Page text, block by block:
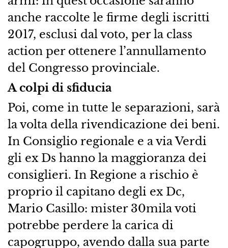
anche raccolte le firme degli iscritti
2017, esclusi dal voto, per la class
action per ottenere l’annullamento
del Congresso provinciale.
A colpi di sfiducia
Poi, come in tutte le separazioni, sarà
la volta della rivendicazione dei beni.
In Consiglio regionale e a via Verdi
gli ex Ds hanno la maggioranza dei
consiglieri. In Regione a rischio è
proprio il capitano degli ex Dc,
Mario Casillo: mister 30mila voti
potrebbe perdere la carica di
capogruppo, avendo dalla sua parte